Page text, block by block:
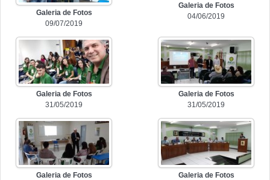
Galeria de Fotos
09/07/2019
Galeria de Fotos
04/06/2019
Galeria de Fotos
31/05/2019
Galeria de Fotos
31/05/2019
Galeria de Fotos
Galeria de Fotos